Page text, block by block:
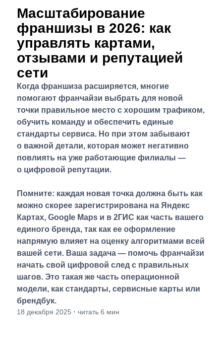
Масштабирование
франшизы в 2026: как
управлять картами,
отзывами и репутацией
сети
Когда франшиза расширяется, многие
помогают франчайзи выбрать для новой
точки правильное место с хорошим трафиком,
обучить команду и обеспечить единые
стандарты сервиса. Но при этом забывают
о важной детали, которая может негативно
повлиять на уже работающие филиалы —
о цифровой репутации.
Помните: каждая новая точка должна быть как
можно скорее зарегистрирована на Яндекс
Картах, Google Maps и в 2ГИС как часть вашего
единого бренда, так как ее оформление
напрямую влияет на оценку алгоритмами всей
вашей сети. Ваша задача — помочь франчайзи
начать свой цифровой след с правильных
шагов. Это такая же часть операционной
модели, как стандарты, сервисные карты или
брендбук.
18 декабря 2025 · читать 6 мин